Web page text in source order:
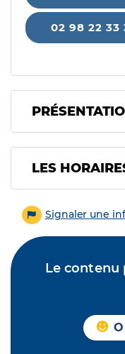
02 98 22 33
LES
Signaler une
Le contenu